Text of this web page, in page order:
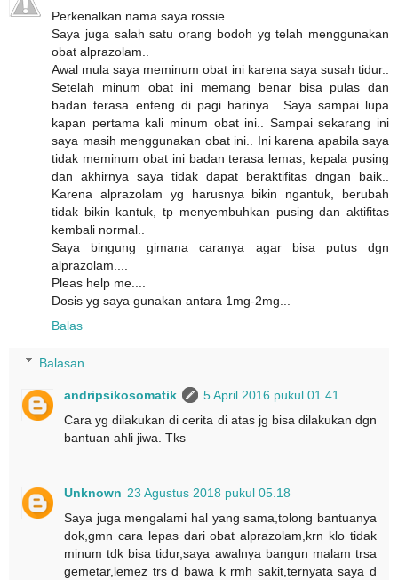
Perkenalkan nama saya rossie
Saya juga salah satu orang bodoh yg telah menggunakan
obat alprazolam..
Awal mula saya meminum obat ini karena saya susah tidur..
Setelah minum obat ini memang benar bisa pulas dan
badan terasa enteng di pagi harinya.. Saya sampai lupa
kapan pertama kali minum obat ini.. Sampai sekarang ini
saya masih menggunakan obat ini.. Ini karena apabila saya
tidak meminum obat ini badan terasa lemas, kepala pusing
dan akhirnya saya tidak dapat beraktifitas dngan baik..
Karena alprazolam yg harusnya bikin ngantuk, berubah
tidak bikin kantuk, tp menyembuhkan pusing dan aktifitas
kembali normal..
Saya bingung gimana caranya agar bisa putus dgn
alprazolam....
Pleas help me....
Dosis yg saya gunakan antara 1mg-2mg...
Balas
Balasan
andripsikosomatik
5 April 2016 pukul 01.41
Cara yg dilakukan di cerita di atas jg bisa dilakukan dgn
bantuan ahli jiwa. Tks
Unknown 23 Agustus 2018 pukul 05.18
Saya juga mengalami hal yang sama,tolong bantuanya
dok,gmn cara lepas dari obat alprazolam,krn klo tidak
minum tdk bisa tidur,saya awalnya bangun malam trsa
gemetar,lemez trs d bawa k rmh sakit,ternyata saya d